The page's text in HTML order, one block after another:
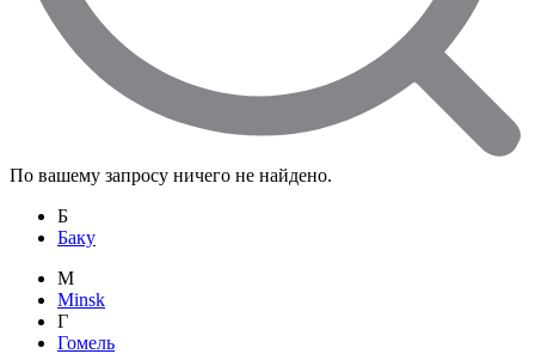
По вашему запросу ничего не найдено.
Б
Баку
M
Minsk
Г
Гомель